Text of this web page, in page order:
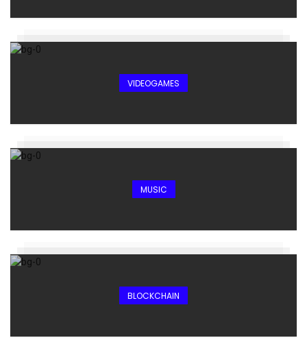
VIDEOGAMES
MUSIC
BLOCKCHAIN